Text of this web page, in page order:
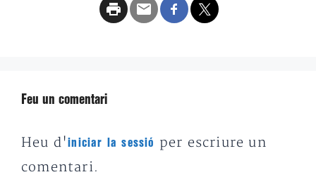
Feu un comentari
Heu d'iniciar la sessió
per escriure un
comentari.